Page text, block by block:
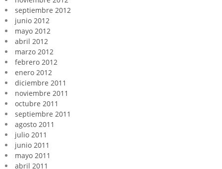
septiembre 2012
junio 2012
mayo 2012
abril 2012
marzo 2012
febrero 2012
enero 2012
diciembre 2011
noviembre 2011
octubre 2011
septiembre 2011
agosto 2011
julio 2011
junio 2011
mayo 2011
abril 2011